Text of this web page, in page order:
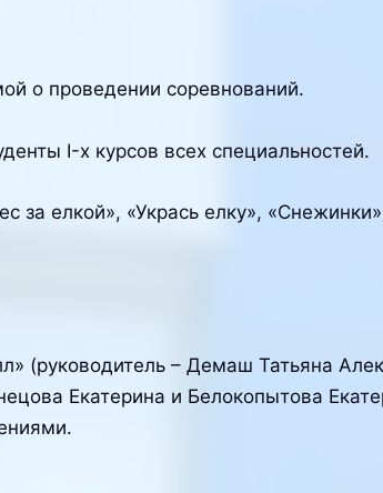
о проведении соревнований.
I-х курсов всех специальностей.
за елкой», «Укрась елку»,
(руководитель – Демаш Татьяна
Екатерина и Белокопытова